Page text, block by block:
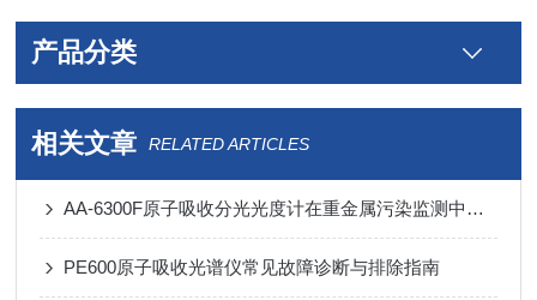
产品分类
相关文章 RELATED ARTICLES
AA-6300F原子吸收分光光度计在重金属污染监测中的全链条应用
PE600原子吸收光谱仪常见故障诊断与排除指南